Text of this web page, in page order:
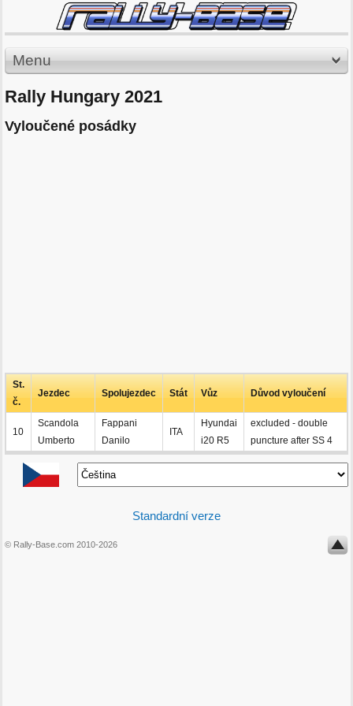
Menu
Rally Hungary 2021
Vyloučené posádky
St.
č.
Jezdec Spolujezdec Stát Vůz Důvod vyloučení
10
Scandola
Umberto
Fappani
Danilo
ITA
Hyundai
i20 R5
excluded - double
puncture after SS 4
Standardní verze
© Rally-Base.com 2010-2026